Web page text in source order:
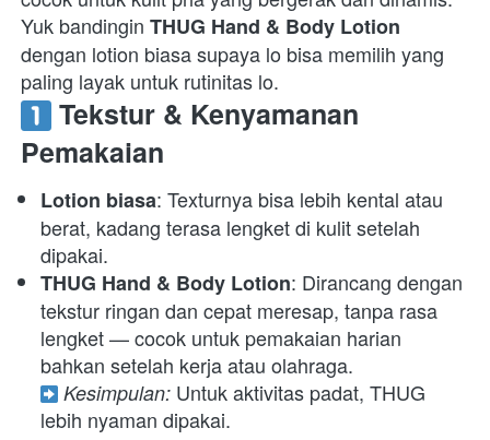
Yuk bandingin THUG Hand & Body Lotion
dengan lotion biasa supaya lo bisa memilih yang
paling layak untuk rutinitas lo.
Tekstur & Kenyamanan
Pemakaian
Lotion biasa: Texturnya bisa lebih kental atau
berat, kadang terasa lengket di kulit setelah
dipakai.
THUG Hand & Body Lotion: Dirancang dengan
tekstur ringan dan cepat meresap, tanpa rasa
lengket — cocok untuk pemakaian harian
Kesimpulan: Untuk aktivitas padat, THUG
lebih nyaman dipakai.